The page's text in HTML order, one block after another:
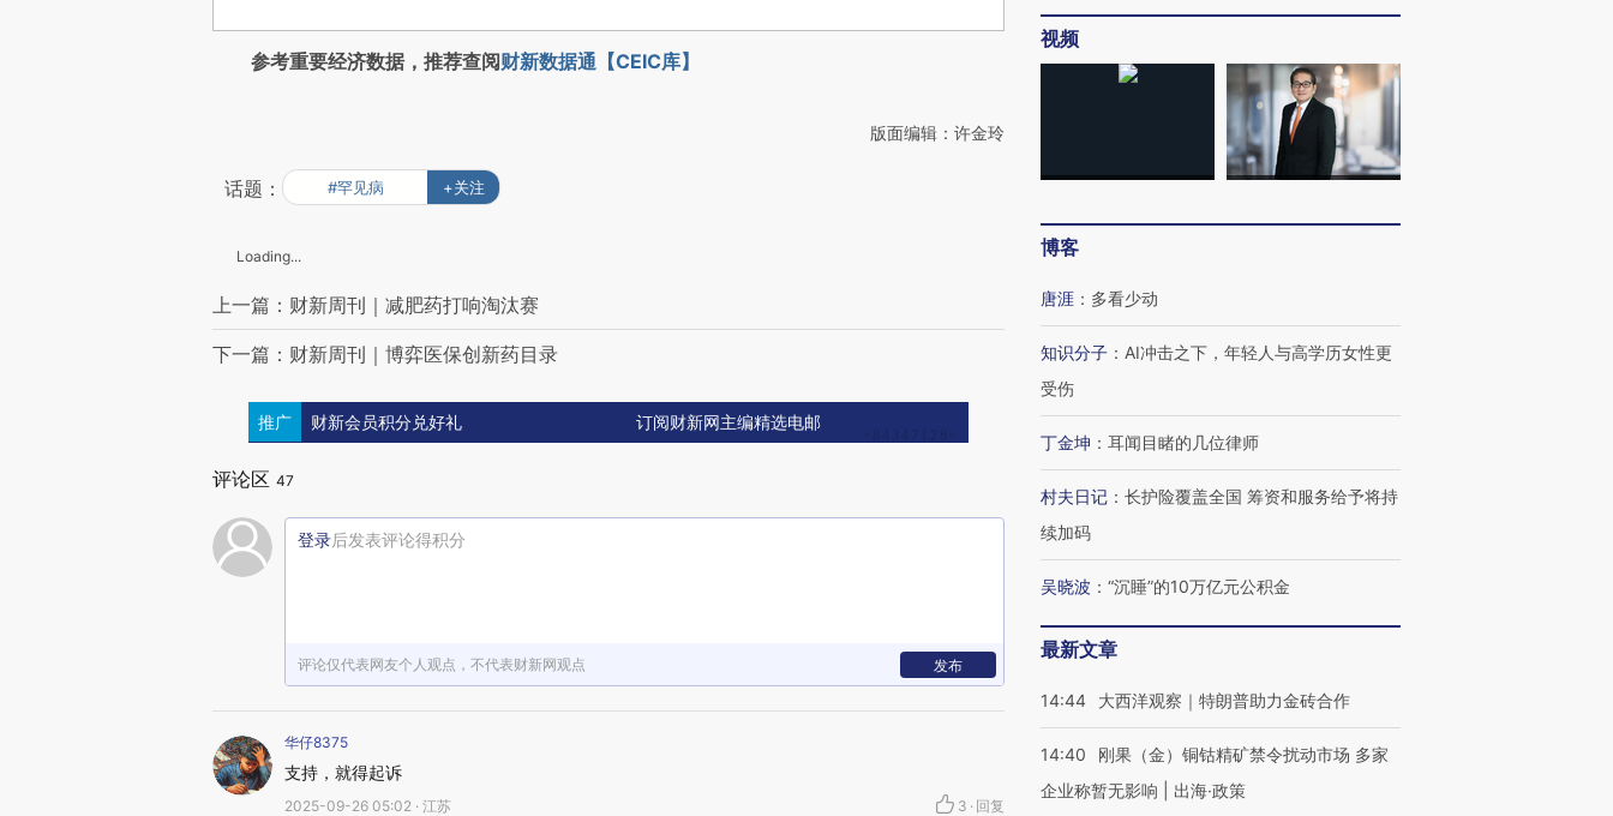
参考重要经济数据，推荐查阅财新数据通【CEIC库】
版面编辑：许金玲
话题： #罕见病 +关注
Loading...
上一篇：财新周刊｜减肥药打响淘汰赛
下一篇：财新周刊｜博弈医保创新药目录
推广 财新会员积分兑好礼 订阅财新网主编精选电邮
评论区 47
登录后发表评论得积分
评论仅代表网友个人观点，不代表财新网观点 发布
华仔8375
支持，就得起诉
2025-09-26 05:02 · 江苏 3 · 回复
视频
博客
唐涯 ： 多看少动
知识分子 ： AI冲击之下，年轻人与高学历女性更
受伤
丁金坤 ： 耳闻目睹的几位律师
村夫日记 ： 长护险覆盖全国 筹资和服务给予将持
续加码
吴晓波 ： “沉睡”的10万亿元公积金
最新文章
14:44 大西洋观察｜特朗普助力金砖合作
14:40
刚果（金）铜钴精矿禁令扰动市场 多家
企业称暂无影响 | 出海·政策